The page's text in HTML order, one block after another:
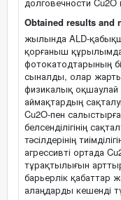
Obtained results and
жылында ALD-
қорғаныш
фотокатодтарының
сыналды, олар
физикалық оқшаулай
аймақтардың
Cu2O-пен
белсенділігінің
тәсілдерінің
агрессивті ортада
тұрақтылығын
барьерлік қабаттар
алаңдарды кешенді